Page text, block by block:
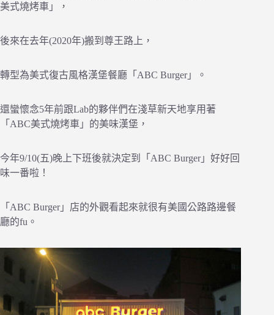
美式燒烤車」，
後來在去年(2020年)搬到尊王路上，
轉型為美式復古風格漢堡餐廳「ABC Burger」。
還蠻懷念5年前跟Lab的夥伴們在淺草新天地享用著
「ABC美式燒烤車」的美味漢堡，
今年9/10(五)晚上下班後就決定到「ABC Burger」好好回
味一番啦！
「ABC Burger」店的外觀看起來就很有美國公路路邊餐
廳的fu。